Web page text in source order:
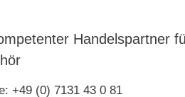
Handelspartner
+49 (0) 7131 43 0 81